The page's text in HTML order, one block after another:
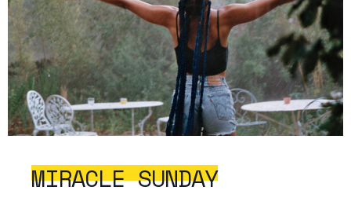
MIRACLE SUNDAY